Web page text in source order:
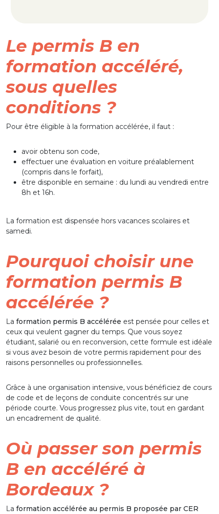
Le permis B en
formation accéléré,
sous quelles
conditions ?
Pour être éligible à la formation accélérée, il faut :
avoir obtenu son code,
effectuer une évaluation en voiture préalablement
(compris dans le forfait),
être disponible en semaine : du lundi au vendredi entre
8h et 16h.
La formation est dispensée hors vacances scolaires et
samedi.
Pourquoi choisir une
formation permis B
accélérée ?
La formation permis B accélérée est pensée pour celles et
ceux qui veulent gagner du temps. Que vous soyez
étudiant, salarié ou en reconversion, cette formule est idéale
si vous avez besoin de votre permis rapidement pour des
raisons personnelles ou professionnelles.
Grâce à une organisation intensive, vous bénéficiez de cours
de code et de leçons de conduite concentrés sur une
période courte. Vous progressez plus vite, tout en gardant
un encadrement de qualité.
Où passer son permis
B en accéléré à
Bordeaux ?
La formation accélérée au permis B proposée par CER